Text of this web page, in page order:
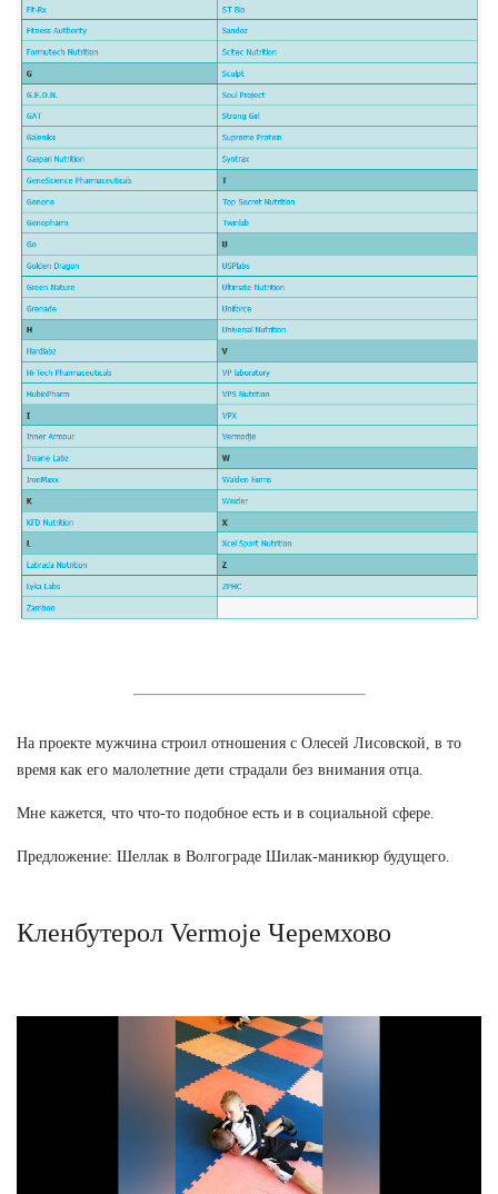
На проекте мужчина строил отношения с Олесей Лисовской, в то
время как его малолетние дети страдали без внимания отца.
Мне кажется, что что-то подобное есть и в социальной сфере.
Предложение: Шеллак в Волгограде Шилак-маникюр будущего.
Кленбутерол Vermoje Черемхово